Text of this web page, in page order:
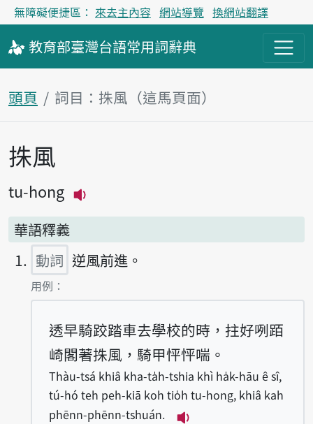
無障礙便捷區： 來去主內容 網站導覽 換網站翻譯
教育部臺灣台語常用詞辭典
頭頁 詞目：㧣風（這馬頁面）
主內容區
㧣風
tu-hong
華語釋義
動詞 逆風前進。
第1項釋義的
用例：
透早騎跤踏車去學校的時，拄好咧𬦰
崎閣著㧣風，騎甲怦怦喘。
Thàu-tsá khiâ kha-ta̍h-tshia khì ha̍k-hāu ê sî,
tú-hó teh peh-kiā koh tio̍h tu-hong, khiâ kah
phēnn-phēnn-tshuán.